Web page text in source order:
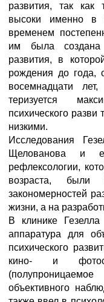
развития, так как
высоки именно
временем
им была создана
развития, в
рождения до года,
восемнадцати
теризуется
психического
низкими.
Исследования
Щелованова и
рефлексологии,
возраста,
закономерностей
жизни, а на
В клинике
аппаратура для
психического
кино- и
объективного